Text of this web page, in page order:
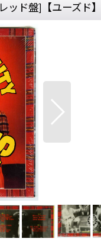
ド盤]【ユーズド】